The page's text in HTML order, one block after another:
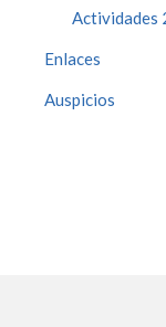
Actividades
Enlaces
Auspicios